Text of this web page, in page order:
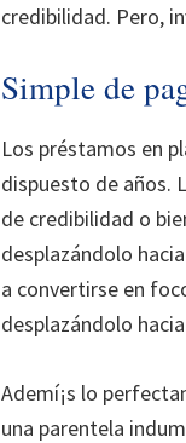
credibilidad. Pero,
Simple de
Los préstamos en
dispuesto de años.
de credibilidad o
desplazándolo
a convertirse en
desplazándolo
Ademí¡s lo
una parentela